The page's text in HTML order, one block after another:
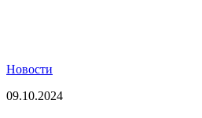
Новости
09.10.2024